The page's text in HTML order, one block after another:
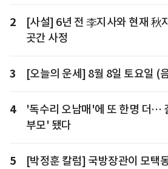
2
[사설] 6년 전 李지사와 현재 秋
곳간 사정
3 [오늘의 운세] 8월 8일 토요일 (
4
'독수리 오남매'에 또 한명 더…
부모' 됐다
5
[박정훈 칼럼] 국방장관이 모택